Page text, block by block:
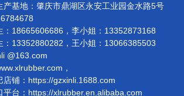
产基地：肇庆市鼎湖区永安工业园金水路5号
：18665606686，李小姐：13352873168
，王小姐：13066385503
@163.com
，
店铺：https://gzxinli.1688.com
平台：https://xlrubber.en.alibaba.com